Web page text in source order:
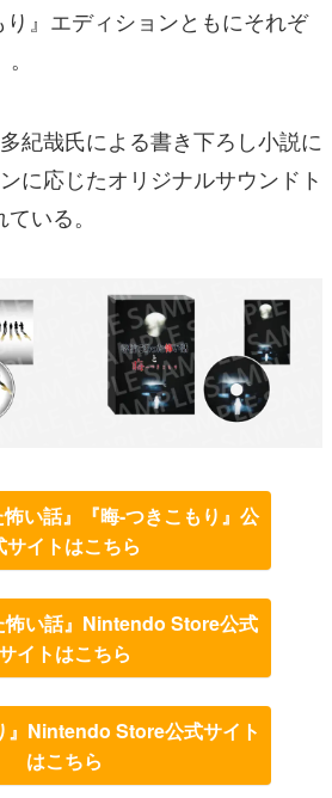
り』エディションともにそれぞ
紀哉氏による書き下ろし小説に
に応じたオリジナルサウンドト
いる。
怖い話』『晦-つきこもり』公
サイトはこちら
怖い話』Nintendo Store公式
イトはこちら
』Nintendo Store公式サイト
はこちら